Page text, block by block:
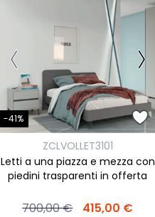
-41%
ZCLVOLLET3101
Letti a una piazza e mezza con
piedini trasparenti in offerta
700,00 € 415,00 €